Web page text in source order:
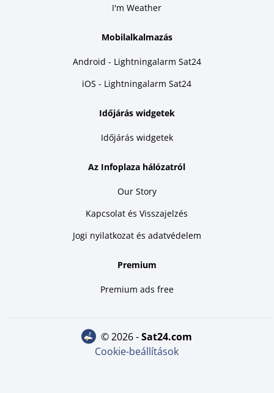
I'm Weather
Mobilalkalmazás
Android - Lightningalarm Sat24
iOS - Lightningalarm Sat24
Időjárás widgetek
Időjárás widgetek
Az Infoplaza hálózatról
Our Story
Kapcsolat és Visszajelzés
Jogi nyilatkozat és adatvédelem
Premium
Premium ads free
© 2026 - sat24.com
Cookie-beállítások